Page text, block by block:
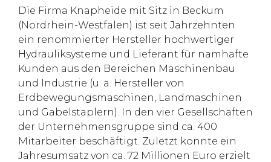
Die Firma Knapheide mit Sitz in Beckum
(Nordrhein-Westfalen) ist seit Jahrzehnten
ein renommierter Hersteller hochwertiger
Hydrauliksysteme und Lieferant für namhafte
Kunden aus den Bereichen Maschinenbau
und Industrie (u. a. Hersteller von
Erdbewegungsmaschinen, Landmaschinen
und Gabelstaplern). In den vier Gesellschaften
der Unternehmensgruppe sind ca. 400
Mitarbeiter beschäftigt. Zuletzt konnte ein
Jahresumsatz von ca. 72 Millionen Euro erzielt